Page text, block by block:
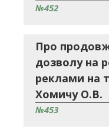
№452
Про
дозволу на
реклами на
Хомичу О.В.
№453